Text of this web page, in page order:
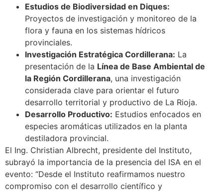
Estudios de Biodiversidad en Diques:
Proyectos de investigación y monitoreo de la
flora y fauna en los sistemas hídricos
provinciales.
Investigación Estratégica Cordillerana: La
presentación de la Línea de Base Ambiental de
la Región Cordillerana, una investigación
considerada clave para orientar el futuro
desarrollo territorial y productivo de La Rioja.
Desarrollo Productivo: Estudios enfocados en
especies aromáticas utilizados en la planta
destiladora provincial.
El Ing. Christian Albrecht, presidente del Instituto,
subrayó la importancia de la presencia del ISA en el
evento: “Desde el Instituto reafirmamos nuestro
compromiso con el desarrollo científico y